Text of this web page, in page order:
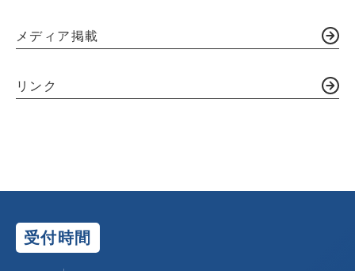
メディア掲載
リンク
受付時間